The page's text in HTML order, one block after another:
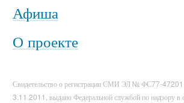
Афиша
О проекте
Свидетельство о регистрации СМИ ЭЛ № ФС77-47201
3.11.2011, выдано Федеральной службой по надзору в